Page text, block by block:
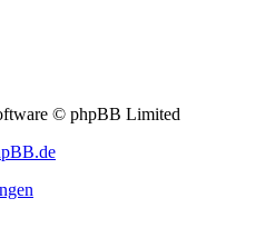
© phpBB Limited